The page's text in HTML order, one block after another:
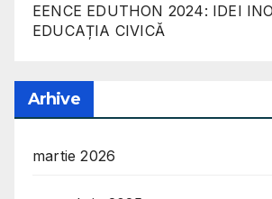
EENCE EDUTHON 2024: IDEI
EDUCAȚIA CIVICĂ
Arhive
martie 2026